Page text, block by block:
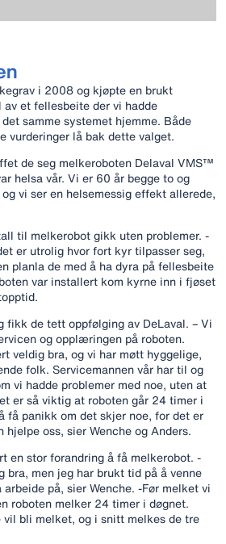
i 2008 og kjøpte en brukt
et fellesbeite der vi hadde
samme systemet hjemme. Både
vurderinger lå bak dette valget.
de seg melkeroboten Delaval VMS™
helsa vår. Vi er 60 år begge to og
vi ser en helsemessig effekt allerede,
til melkerobot gikk uten problemer. -
er utrolig hvor fort kyr tilpasser seg,
planla de med å ha dyra på fellesbeite
var installert kom kyrne inn i fjøset
fikk de tett oppfølging av DeLaval. – Vi
og opplæringen på roboten.
veldig bra, og vi har møtt hyggelige,
folk. Servicemannen vår har til og
vi hadde problemer med noe, uten at
er så viktig at roboten går 24 timer i
få panikk om det skjer noe, for det er
oss, sier Wenche og Anders.
en stor forandring å få melkerobot. -
bra, men jeg har brukt tid på å venne
på, sier Wenche. -Før melket vi
roboten melker 24 timer i døgnet.
vil bli melket, og i snitt melkes de tre